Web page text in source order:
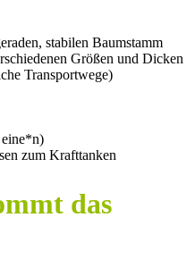
stabilen Baumstamm
Größen und Dicken
Transportwege)
zum Krafttanken
das